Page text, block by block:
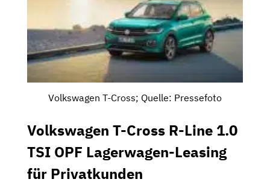
Volkswagen T-Cross; Quelle: Pressefoto
Volkswagen T-Cross R-Line 1.0
TSI OPF Lagerwagen-Leasing
für Privatkunden